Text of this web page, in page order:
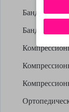
Бандажи для
Бандажи на